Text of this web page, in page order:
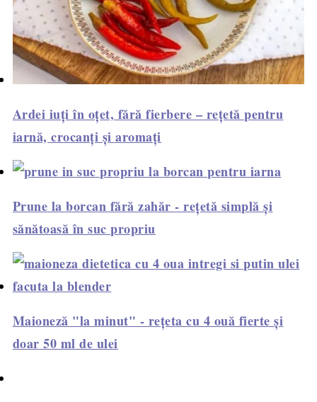
Ardei iuți în oțet, fără fierbere – rețetă pentru
iarnă, crocanți și aromați
Prune la borcan fără zahăr - rețetă simplă și
sănătoasă în suc propriu
Maioneză "la minut" - rețeta cu 4 ouă fierte și
doar 50 ml de ulei